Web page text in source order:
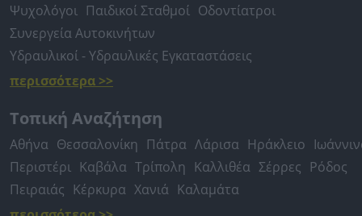
Ψυχολόγοι Παιδικοί Σταθμοί Οδοντίατροι
Συνεργεία Αυτοκινήτων
Υδραυλικοί - Υδραυλικές Εγκαταστάσεις
περισσότερα >>
Τοπική Αναζήτηση
Αθήνα Θεσσαλονίκη Πάτρα Λάρισα Ηράκλειο
Περιστέρι Καβάλα Τρίπολη Καλλιθέα Σέρρες Ρόδος
Πειραιάς Κέρκυρα Χανιά Καλαμάτα